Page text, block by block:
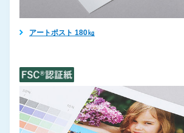
アートポスト 180㎏